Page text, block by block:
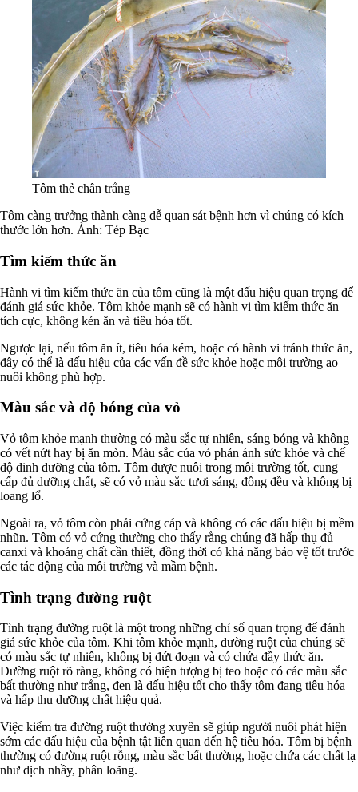
Tôm thẻ chân trắng
Tôm càng trưởng thành càng dễ quan sát bệnh hơn vì chúng có kích
thước lớn hơn. Ảnh: Tép Bạc
Tìm kiếm thức ăn
Hành vi tìm kiếm thức ăn của tôm cũng là một dấu hiệu quan trọng để
đánh giá sức khỏe. Tôm khỏe mạnh sẽ có hành vi tìm kiếm thức ăn
tích cực, không kén ăn và tiêu hóa tốt.
Ngược lại, nếu tôm ăn ít, tiêu hóa kém, hoặc có hành vi tránh thức ăn,
đây có thể là dấu hiệu của các vấn đề sức khỏe hoặc môi trường ao
nuôi không phù hợp.
Màu sắc và độ bóng của vỏ
Vỏ tôm khỏe mạnh thường có màu sắc tự nhiên, sáng bóng và không
có vết nứt hay bị ăn mòn. Màu sắc của vỏ phản ánh sức khỏe và chế
độ dinh dưỡng của tôm. Tôm được nuôi trong môi trường tốt, cung
cấp đủ dưỡng chất, sẽ có vỏ màu sắc tươi sáng, đồng đều và không bị
loang lổ.
Ngoài ra, vỏ tôm còn phải cứng cáp và không có các dấu hiệu bị mềm
nhũn. Tôm có vỏ cứng thường cho thấy rằng chúng đã hấp thụ đủ
canxi và khoáng chất cần thiết, đồng thời có khả năng bảo vệ tốt trước
các tác động của môi trường và mầm bệnh.
Tình trạng đường ruột
Tình trạng đường ruột là một trong những chỉ số quan trọng để đánh
giá sức khỏe của tôm. Khi tôm khỏe mạnh, đường ruột của chúng sẽ
có màu sắc tự nhiên, không bị đứt đoạn và có chứa đầy thức ăn.
Đường ruột rõ ràng, không có hiện tượng bị teo hoặc có các màu sắc
bất thường như trắng, đen là dấu hiệu tốt cho thấy tôm đang tiêu hóa
và hấp thu dưỡng chất hiệu quả.
Việc kiểm tra đường ruột thường xuyên sẽ giúp người nuôi phát hiện
sớm các dấu hiệu của bệnh tật liên quan đến hệ tiêu hóa. Tôm bị bệnh
thường có đường ruột rỗng, màu sắc bất thường, hoặc chứa các chất lạ
như dịch nhầy, phân loãng.